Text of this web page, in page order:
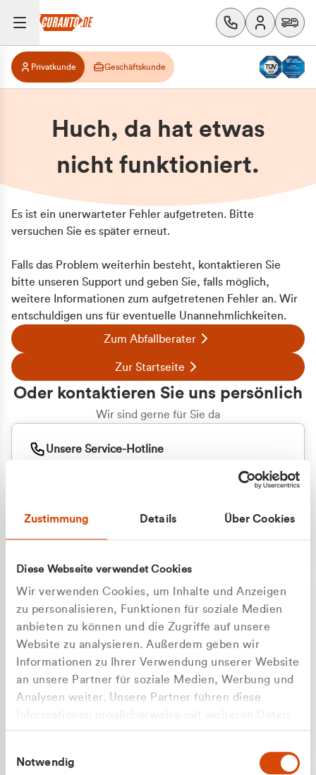
Zustimmung Details Über Cookies
Diese Webseite verwendet Cookies
Wir verwenden Cookies, um Inhalte und Anzeigen
zu personalisieren, Funktionen für soziale Medien
anbieten zu können und die Zugriffe auf unsere
Website zu analysieren. Außerdem geben wir
Informationen zu Ihrer Verwendung unserer Website
an unsere Partner für soziale Medien, Werbung und
Analysen weiter. Unsere Partner führen diese
gesammelt haben.
Notwendig
Privatkunde Geschäftskunde
Huch, da hat etwas
nicht funktioniert.
Es ist ein unerwarteter Fehler aufgetreten. Bitte
versuchen Sie es später erneut.
Falls das Problem weiterhin besteht, kontaktieren Sie
bitte unseren Support und geben Sie, falls möglich,
weitere Informationen zum aufgetretenen Fehler an. Wir
entschuldigen uns für eventuelle Unannehmlichkeiten.
Zum Abfallberater
Zur Startseite
Oder kontaktieren Sie uns persönlich
Wir sind gerne für Sie da
Unsere Service-Hotline
+49 177 8376058
Apilash Balanesan